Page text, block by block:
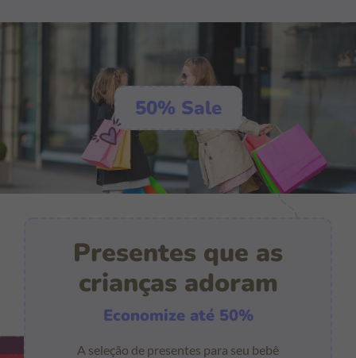
50% Sale
Presentes que as
crianças adoram
Economize até 50%
A seleção de presentes para seu bebê